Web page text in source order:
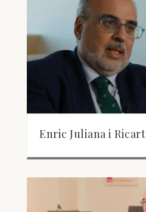
Enric Juliana i Ricart